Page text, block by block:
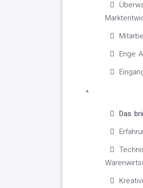
Enge
*
Das